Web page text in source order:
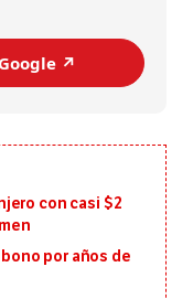
↗️
con casi $2
por años de